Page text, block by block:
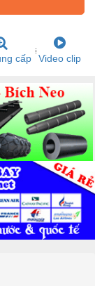
cấp Video clip